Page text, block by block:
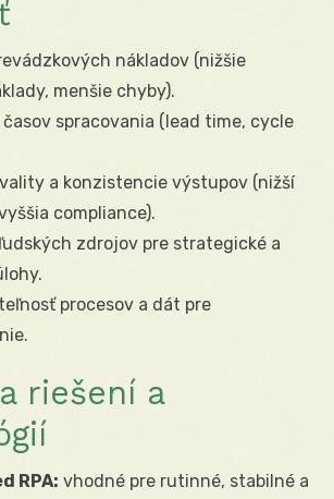
nákladov (nižšie
menšie chyby).
spracovania (lead time, cycle
a konzistencie výstupov (nižší
compliance).
zdrojov pre strategické a
procesov a dát pre
riešení a
RPA: vhodné pre rutinné, stabilné a